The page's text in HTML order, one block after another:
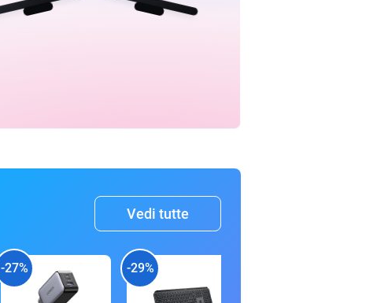
Vedi tutte
-27% -29%